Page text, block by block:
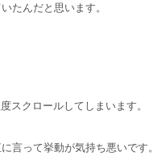
たんだと思います。
スクロールしてしまいます。
言って挙動が気持ち悪いです。